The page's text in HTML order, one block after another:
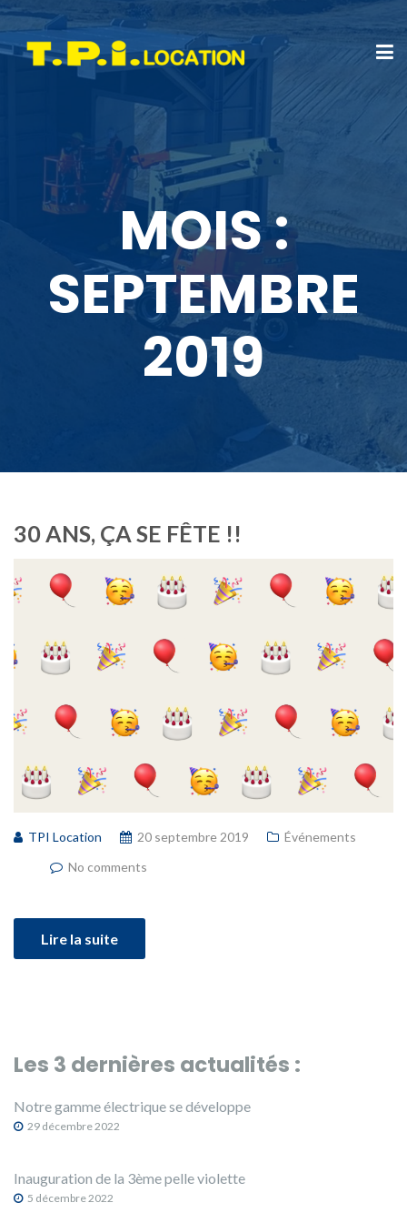
MOIS :
SEPTEMBRE
2019
30 ANS, ÇA SE FÊTE !!
TPI Location 20 septembre 2019
Événements
No comments
Lire la suite
Les 3 dernières actualités :
Notre gamme électrique se développe
29 décembre 2022
Inauguration de la 3ème pelle violette
5 décembre 2022